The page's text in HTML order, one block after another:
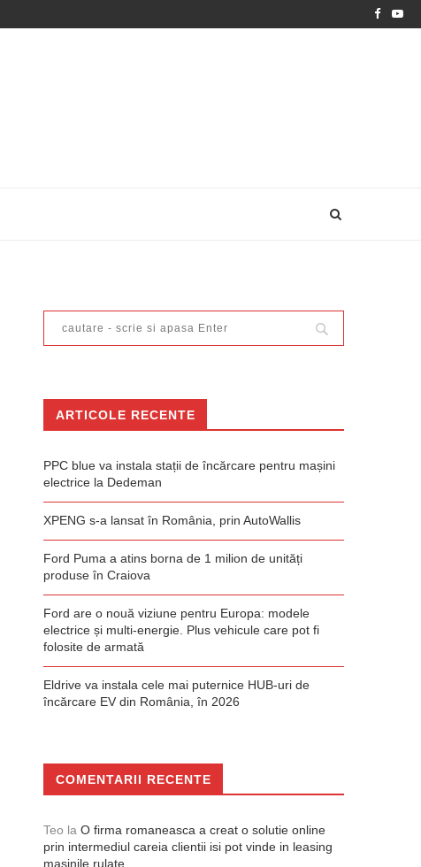
ARTICOLE RECENTE
PPC blue va instala stații de încărcare pentru mașini
electrice la Dedeman
XPENG s-a lansat în România, prin AutoWallis
Ford Puma a atins borna de 1 milion de unități
produse în Craiova
Ford are o nouă viziune pentru Europa: modele
electrice și multi-energie. Plus vehicule care pot fi
folosite de armată
Eldrive va instala cele mai puternice HUB-uri de
încărcare EV din România, în 2026
COMENTARII RECENTE
Teo la O firma romaneasca a creat o solutie online
prin intermediul careia clientii isi pot vinde in leasing
masinile rulate